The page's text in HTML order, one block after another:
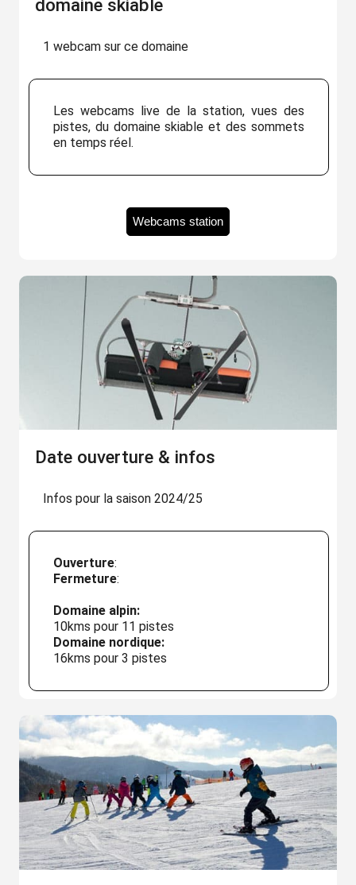
domaine skiable
1 webcam sur ce domaine
Les webcams live de la station, vues des
pistes, du domaine skiable et des sommets
en temps réel.
Webcams station
Date ouverture & infos
Infos pour la saison 2024/25
Ouverture:
Fermeture:
Domaine alpin:
10kms pour 11 pistes
Domaine nordique:
16kms pour 3 pistes